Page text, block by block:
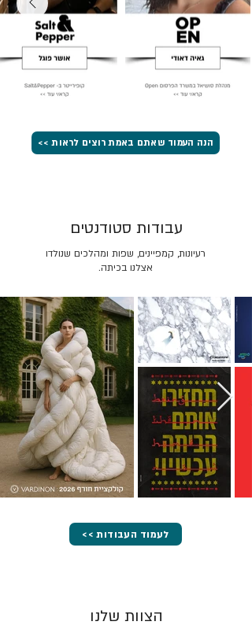
הנה העמוד שאתם באמת רוצים לראות >>
רעיונות, קמפיינים, שפות ומהלכים שנולדו
אצלנו בכיתה.
עבודות סטודנטים
<< לעמוד העבודות
הצוות שלנו